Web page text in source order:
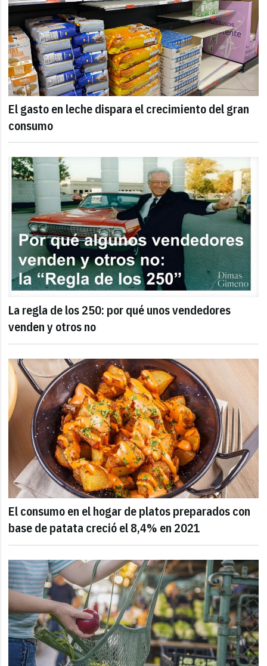
El gasto en leche dispara el crecimiento del gran
consumo
La regla de los 250: por qué unos vendedores
venden y otros no
El consumo en el hogar de platos preparados con
base de patata creció el 8,4% en 2021